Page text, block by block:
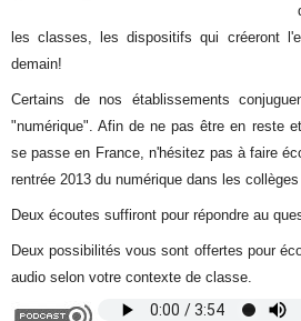
les classes, les dispositifs qui créeront
demain!
Certains de nos établissements
"numérique". Afin de ne pas être en reste
se passe en France, n'hésitez pas à faire
rentrée 2013 du numérique dans les
Deux écoutes suffiront pour répondre au
Deux possibilités vous sont offertes pour
audio selon votre contexte de classe.